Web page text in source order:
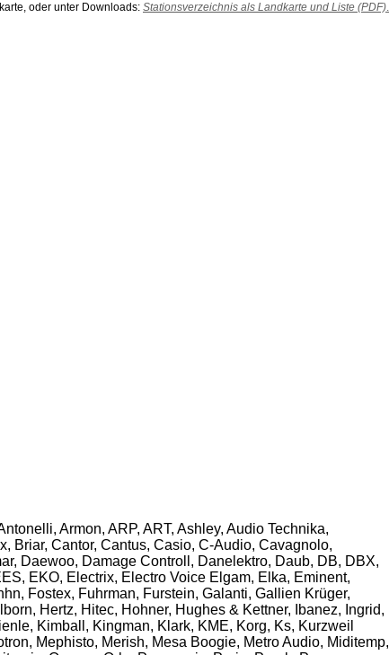
oder unter Downloads: Stationsverzeichnis als Landkarte und Liste (PDF).
Armon, ARP, ART, Ashley, Audio Technika,
Briar, Cantor, Cantus, Casio, C-Audio, Cavagnolo,
Daewoo, Damage Controll, Danelektro, Daub, DB, DBX,
EKO, Electrix, Electro Voice Elgam, Elka, Eminent,
Fostex, Fuhrman, Furstein, Galanti, Gallien Krüger,
Hertz, Hitec, Hohner, Hughes & Kettner, Ibanez, Ingrid,
Kimball, Kingman, Klark, KME, Korg, Ks, Kurzweil
Mephisto, Merish, Mesa Boogie, Metro Audio, Miditemp,